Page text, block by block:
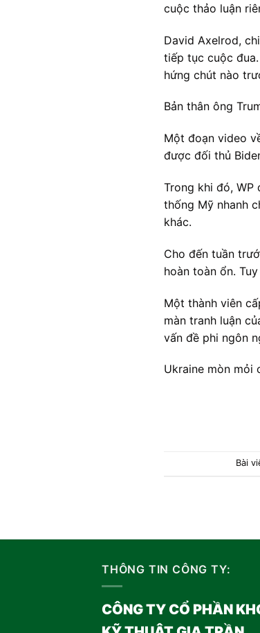
cuộc thảo luận
David Axelrod,
tiếp tục cuộc
hứng chút nào
Bản thân ông
Một đoạn video
được đối thủ
Trong khi đó, WP
thống Mỹ nhanh
khác.
Cho đến tuần
hoàn toàn ổn.
Một thành viên
màn tranh luận
vấn đề phi ngôn
Ukraine mòn mỏi
Bài
THÔNG TIN CÔNG TY:
CÔNG TY CỔ PHẦN